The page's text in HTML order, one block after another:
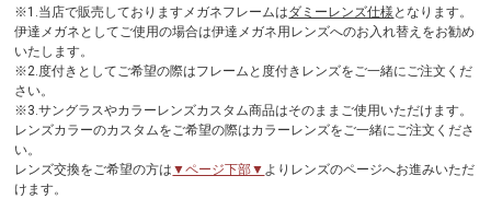
※1.当店で販売しておりますメガネフレームはダミーレンズ仕様 となります。
伊達メガネとしてご使用の場合は伊達メガネ用レンズへのお入れ替えをお勧め
いたします。
※2.度付きとしてご希望の際はフレームと度付きレンズをご一緒にご注文くだ
さい。
※3.サングラスやカラーレンズカスタム商品はそのままご使用いただけます。
レンズカラーのカスタムをご希望の際はカラーレンズをご一緒にご注文くださ
い。
レンズ交換をご希望の方は ▼ページ下部▼ よりレンズのページへお進みいただ
けます。